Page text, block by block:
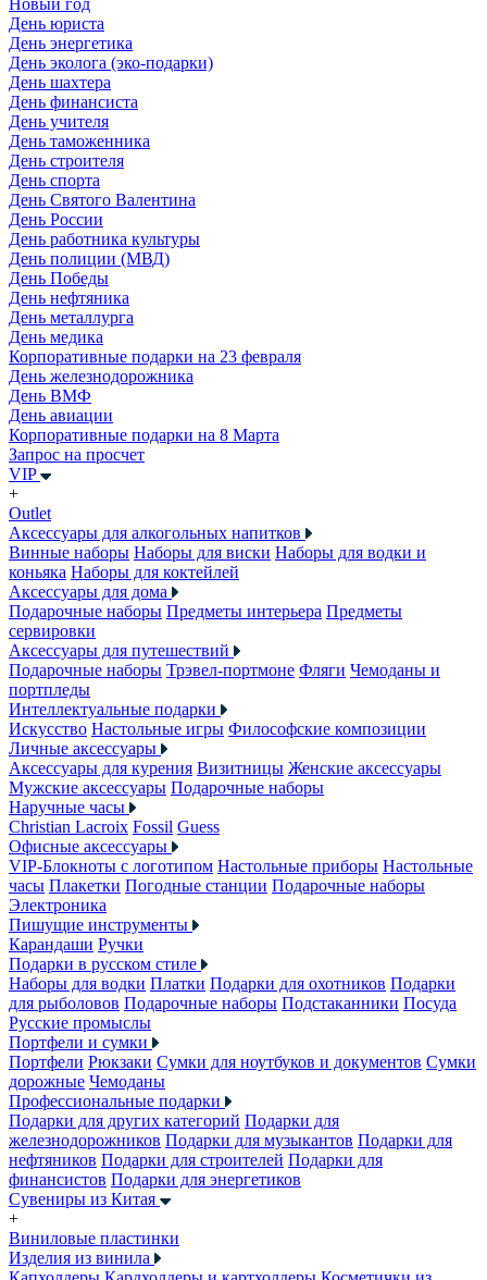
Новый год
День юриста
День энергетика
День эколога (эко-подарки)
День шахтера
День финансиста
День учителя
День таможенника
День строителя
День спорта
День Святого Валентина
День России
День работника культуры
День полиции (МВД)
День Победы
День нефтяника
День металлурга
День медика
Корпоративные подарки на 23 февраля
День железнодорожника
День ВМФ
День авиации
Корпоративные подарки на 8 Марта
Запрос на просчет
VIP
+
Outlet
Аксессуары для алкогольных напитков
Винные наборы Наборы для виски Наборы для водки и
коньяка Наборы для коктейлей
Аксессуары для дома
Подарочные наборы Предметы интерьера Предметы
сервировки
Аксессуары для путешествий
Подарочные наборы Трэвел-портмоне Фляги Чемоданы и
портпледы
Интеллектуальные подарки
Искусство Настольные игры Философские композиции
Личные аксессуары
Аксессуары для курения Визитницы Женские аксессуары
Мужские аксессуары Подарочные наборы
Наручные часы
Christian Lacroix Fossil Guess
Офисные аксессуары
VIP-Блокноты с логотипом Настольные приборы Настольные
часы Плакетки Погодные станции Подарочные наборы
Электроника
Пишущие инструменты
Карандаши Ручки
Подарки в русском стиле
Наборы для водки Платки Подарки для охотников Подарки
для рыболовов Подарочные наборы Подстаканники Посуда
Русские промыслы
Портфели и сумки
Портфели Рюкзаки Сумки для ноутбуков и документов Сумки
дорожные Чемоданы
Профессиональные подарки
Подарки для других категорий Подарки для
железнодорожников Подарки для музыкантов Подарки для
нефтяников Подарки для строителей Подарки для
финансистов Подарки для энергетиков
Сувениры из Китая
+
Виниловые пластинки
Изделия из винила